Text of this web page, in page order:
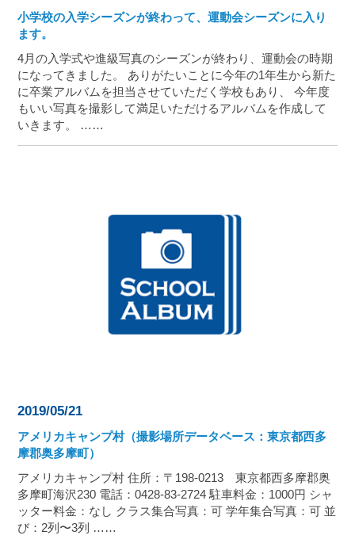
小学校の入学シーズンが終わって、運動会シーズンに入り
ます。
4月の入学式や進級写真のシーズンが終わり、運動会の時期
になってきました。 ありがたいことに今年の1年生から新た
に卒業アルバムを担当させていただく学校もあり、 今年度
もいい写真を撮影して満足いただけるアルバムを作成して
いきます。 ……
2019/05/21
アメリカキャンプ村（撮影場所データベース：東京都西多
摩郡奥多摩町）
アメリカキャンプ村 住所：〒198-0213 東京都西多摩郡奥
多摩町海沢230 電話：0428-83-2724 駐車料金：1000円 シャ
ッター料金：なし クラス集合写真：可 学年集合写真：可 並
び：2列〜3列 ……